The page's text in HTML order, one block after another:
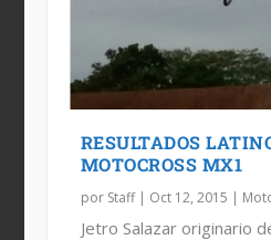
RESULTADOS
MOTOCROSS MX1
por Staff| Oct 12, 2015 |
Jetro Salazar originario